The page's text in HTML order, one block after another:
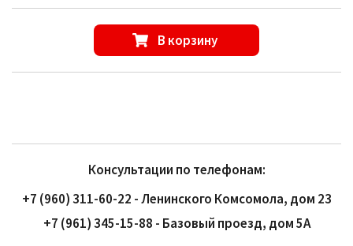
В корзину
Консультации по телефонам:
+7 (960) 311-60-22 - Ленинского Комсомола, дом 23
+7 (961) 345-15-88 - Базовый проезд, дом 5А